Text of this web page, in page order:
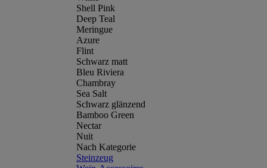
Shell Pink
Deep Teal
Meringue
Azure
Flint
Schwarz matt
Bleu Riviera
Chambray
Sea Salt
Schwarz glänzend
Bamboo Green
Nectar
Nuit
Nach Kategorie
Steinzeug